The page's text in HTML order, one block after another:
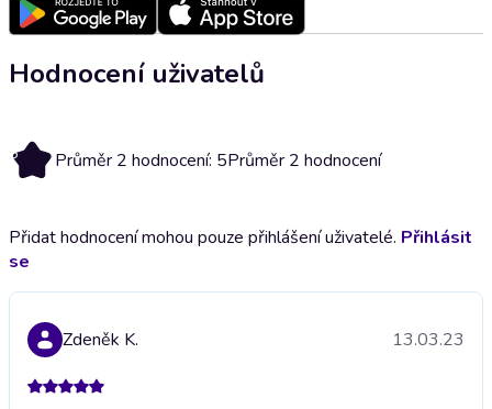
Hodnocení uživatelů
5 Průměr 2 hodnocení: 5Průměr 2 hodnocení
Přidat hodnocení mohou pouze přihlášení uživatelé. Přihlásit
se
Zdeněk K. 13.03.23